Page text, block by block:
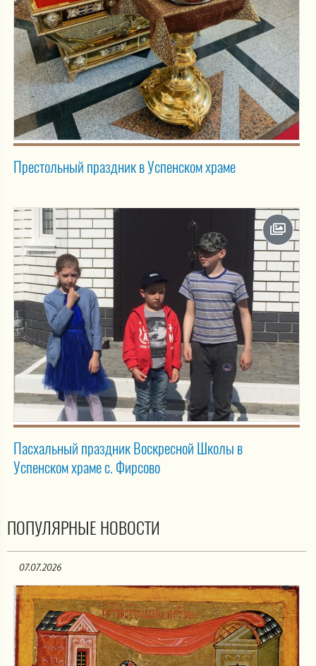
Престольный праздник в Успенском храме
Пасхальный праздник Воскресной Школы в
Успенском храме с. Фирсово
ПОПУЛЯРНЫЕ НОВОСТИ
07.07.2026